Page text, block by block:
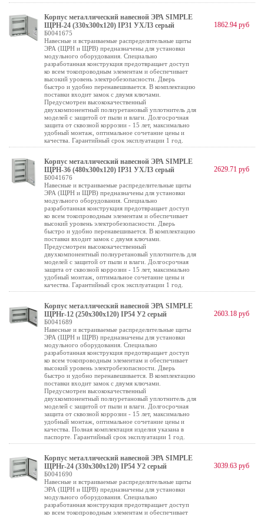
Корпус металлический навесной ЭРА SIMPLE
ЩРН-24 (330х300х120) IP31 УХЛ3 серый
Б0041675
Навесные и встраиваемые распределительные щиты
ЭРА (ЩРН и ЩРВ) предназначены для установки
модульного оборудования. Специально
разработанная конструкция предотвращает доступ
ко всем токопроводным элементам и обеспечивает
высокий уровень электробезопасности. Дверь
быстро и удобно перенавешивается. В комплектацию
поставки входит замок с двумя ключами.
Предусмотрен высококачественный
двухкомпонентный полиуретановый уплотнитель для
моделей с защитой от пыли и влаги. Долгосрочная
защита от сквозной коррозии - 15 лет, максимально
удобный монтаж, оптимальное сочетание цены и
качества. Гарантийный срок эксплуатации 1 год.
1862.94 руб
Корпус металлический навесной ЭРА SIMPLE
ЩРН-36 (480х300х120) IP31 УХЛ3 серый
Б0041676
Навесные и встраиваемые распределительные щиты
ЭРА (ЩРН и ЩРВ) предназначены для установки
модульного оборудования. Специально
разработанная конструкция предотвращает доступ
ко всем токопроводным элементам и обеспечивает
высокий уровень электробезопасности. Дверь
быстро и удобно перенавешивается. В комплектацию
поставки входит замок с двумя ключами.
Предусмотрен высококачественный
двухкомпонентный полиуретановый уплотнитель для
моделей с защитой от пыли и влаги. Долгосрочная
защита от сквозной коррозии - 15 лет, максимально
удобный монтаж, оптимальное сочетание цены и
качества. Гарантийный срок эксплуатации 1 год.
2629.71 руб
Корпус металлический навесной ЭРА SIMPLE
ЩРНг-12 (250х300х120) IP54 У2 серый
Б0041689
Навесные и встраиваемые распределительные щиты
ЭРА (ЩРН и ЩРВ) предназначены для установки
модульного оборудования. Специально
разработанная конструкция предотвращает доступ
ко всем токопроводным элементам и обеспечивает
высокий уровень электробезопасности. Дверь
быстро и удобно перенавешивается. В комплектацию
поставки входит замок с двумя ключами.
Предусмотрен высококачественный
двухкомпонентный полиуретановый уплотнитель для
моделей с защитой от пыли и влаги. Долгосрочная
защита от сквозной коррозии - 15 лет, максимально
удобный монтаж, оптимальное сочетание цены и
качества. Полная комплектация изделия указана в
паспорте. Гарантийный срок эксплуатации 1 год.
2603.18 руб
Корпус металлический навесной ЭРА SIMPLE
ЩРНг-24 (330х300х120) IP54 У2 серый
Б0041690
Навесные и встраиваемые распределительные щиты
ЭРА (ЩРН и ЩРВ) предназначены для установки
модульного оборудования. Специально
разработанная конструкция предотвращает доступ
ко всем токопроводным элементам и обеспечивает
3039.63 руб